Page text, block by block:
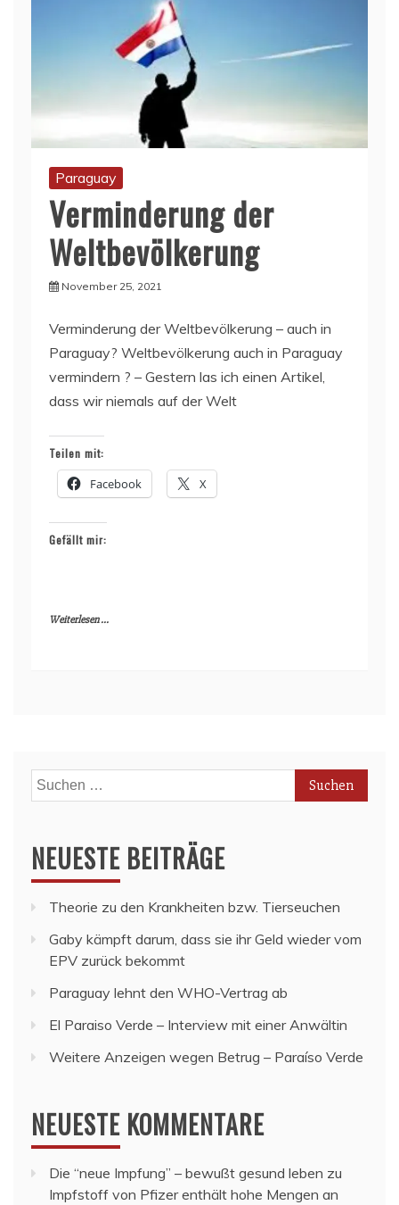
Paraguay
Verminderung der
Weltbevölkerung
November 25, 2021
Verminderung der Weltbevölkerung – auch in
Paraguay? Weltbevölkerung auch in Paraguay
vermindern ? – Gestern las ich einen Artikel,
dass wir niemals auf der Welt
Teilen mit:
Facebook X
Gefällt mir:
Weiterlesen ...
Suchen
nach:
NEUESTE BEITRÄGE
Theorie zu den Krankheiten bzw. Tierseuchen
Gaby kämpft darum, dass sie ihr Geld wieder vom
EPV zurück bekommt
Paraguay lehnt den WHO-Vertrag ab
El Paraiso Verde – Interview mit einer Anwältin
Weitere Anzeigen wegen Betrug – Paraíso Verde
NEUESTE KOMMENTARE
Die “neue Impfung” – bewußt gesund leben zu
Impfstoff von Pfizer enthält hohe Mengen an